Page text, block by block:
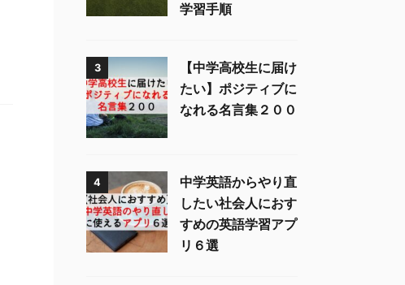
学習手順
3
【中学高校生に届け
たい】ポジティブに
なれる名言集２００
4
中学英語からやり直
したい社会人におす
すめの英語学習アプ
リ６選